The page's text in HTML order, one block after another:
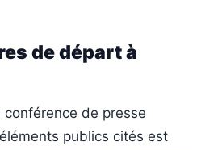
de départ à
de presse
publics cités est